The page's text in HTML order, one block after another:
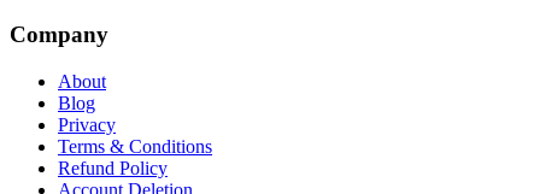
Company
About
Blog
Privacy
Terms & Conditions
Refund Policy
Account Deletion